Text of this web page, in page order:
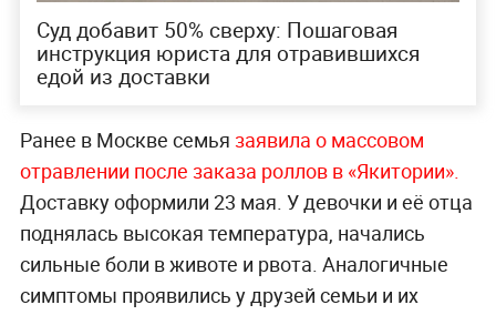
Суд добавит 50% сверху: Пошаговая
инструкция юриста для отравившихся
едой из доставки
Ранее в Москве семья заявила о массовом
отравлении после заказа роллов в «Якитории».
Доставку оформили 23 мая. У девочки и её отца
поднялась высокая температура, начались
сильные боли в животе и рвота. Аналогичные
симптомы проявились у друзей семьи и их